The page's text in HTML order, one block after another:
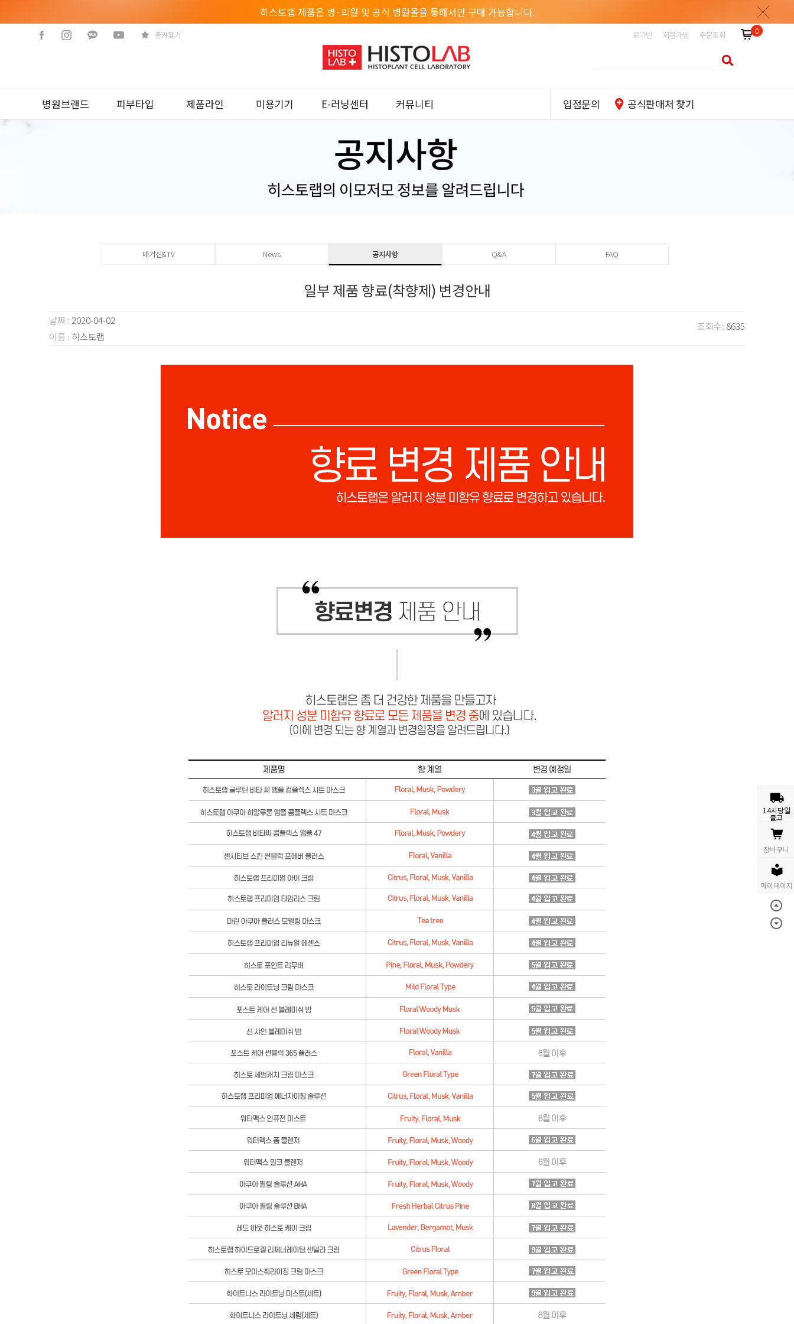
히스토랩 제품은 병·의원 및 공식 병원몰을 통해서만 구매 가능합니다.
즐겨찾기 로그인 회원가입 주문조회 0
병원브랜드 피부타입 제품라인 미용기기 E-러닝센터 커뮤니티 입점문의 공식판매처 찾기
매거진&TV News 공지사항 Q&A FAQ
일부 제품 향료(착향제) 변경안내
날짜 : 2020-04-02
이름 : 히스토랩
조회수: 8635